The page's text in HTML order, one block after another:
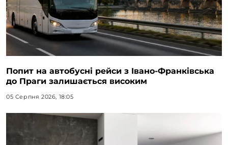
Попит на автобусні рейси з Івано-Франківська
до Праги залишається високим
05 Серпня 2026, 18:05